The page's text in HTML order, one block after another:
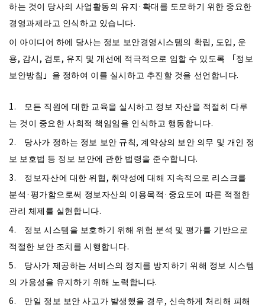
하는 것이 당사의 사업활동의 유지·확대를 도모하기 위한 중요한
경영과제라고 인식하고 있습니다.
이 아이디어 하에 당사는 정보 보안경영시스템의 확립, 도입, 운
용, 감시, 검토, 유지 및 개선에 적극적으로 임할 수 있도록 「정보
보안방침」을 정하여 이를 실시하고 추진할 것을 선언합니다.
1. 모든 직원에 대한 교육을 실시하고 정보 자산을 적절히 다루
는 것이 중요한 사회적 책임임을 인식하고 행동합니다.
2. 당사가 정하는 정보 보안 규칙, 계약상의 보안 의무 및 개인 정
보 보호법 등 정보 보안에 관한 법령을 준수합니다.
3. 정보자산에 대한 위협, 취약성에 대해 지속적으로 리스크를
분석·평가함으로써 정보자산의 이용목적·중요도에 따른 적절한
관리 체제를 실현합니다.
4. 정보 시스템을 보호하기 위해 위험 분석 및 평가를 기반으로
적절한 보안 조치를 시행합니다.
5. 당사가 제공하는 서비스의 정지를 방지하기 위해 정보 시스템
의 가용성을 유지하기 위해 노력합니다.
6. 만일 정보 보안 사고가 발생했을 경우, 신속하게 처리해 피해